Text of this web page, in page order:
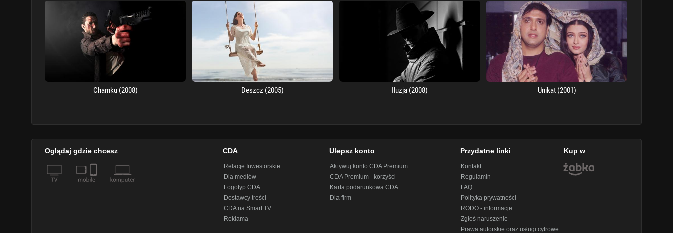
Chamku (2008) Deszcz (2005) Iluzja (2008) Unikat (2001)
Oglądaj gdzie chcesz CDA
Relacje Inwestorskie
Dla mediów
Logotyp CDA
Dostawcy treści
CDA na Smart TV
Reklama
Ulepsz konto
Aktywuj konto CDA Premium
CDA Premium - korzyści
Karta podarunkowa CDA
Dla firm
Przydatne linki
Kontakt
Regulamin
FAQ
Polityka prywatności
RODO - informacje
Zgłoś naruszenie
Prawa autorskie oraz usługi cyfrowe
Kup w